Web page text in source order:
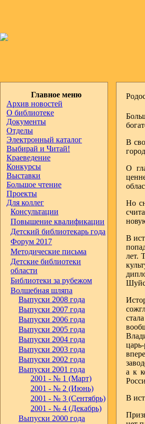
Главное меню
Архив новостей
О библиотеке
Документы
Отделы
Электронный каталог
Выбирай и Читай!
Краеведение
Конкурсы
Выставки
Большое чтение
Проекты
Для коллег
Консультации
Повышение квалификации
Детский библиотекарь года
Форум 2017
Методические письма
Детские библиотеки
области
Библиотеки за рубежом
Волшебная шляпа
Выпуски 2008 года
Выпуски 2007 года
Выпуски 2006 года
Выпуски 2005 года
Выпуски 2004 года
Выпуски 2003 года
Выпуски 2002 года
Выпуски 2001 года
2001 - № 1 (Март)
2001 - № 2 (Июнь)
2001 - № 3 (Сентябрь)
2001 - № 4 (Декабрь)
Выпуски 2000 года
В
О
Но
В
лет.
а к
В